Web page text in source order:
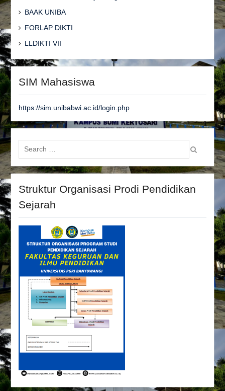
BAAK UNIBA
FORLAP DIKTI
LLDIKTI VII
SIM Mahasiswa
https://sim.unibabwi.ac.id/login.php
Search
for:
Struktur Organisasi Prodi Pendidikan
Sejarah